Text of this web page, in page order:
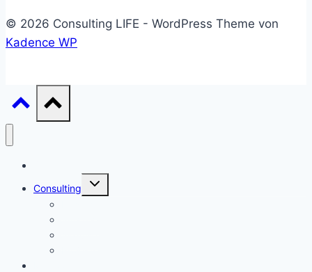
© 2026 Consulting LIFE - WordPress Theme von
Kadence WP
Consulting
Untermenü